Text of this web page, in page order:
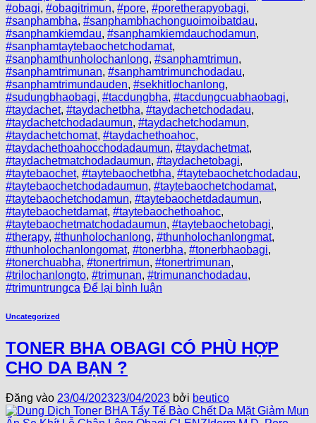
#obagi, #obagitrimun, #pore, #poretherapyobagi,
#sanphambha, #sanphambhachonguoimoibatdau,
#sanphamkiemdau, #sanphamkiemdauchodamun,
#sanphamtaytebaochetchodamat,
#sanphamthunholochanlong, #sanphamtrimun,
#sanphamtrimunan, #sanphamtrimunchodadau,
#sanphamtrimundauden, #sekhitlochanlong,
#sudungbhaobagi, #tacdungbha, #tacdungcuabhaobagi,
#taydachet, #taydachetbha, #taydachetchodadau,
#taydachetchodadaumun, #taydachetchodamun,
#taydachetchomat, #taydachethoahoc,
#taydachethoahocchodadaumun, #taydachetmat,
#taydachetmatchodadaumun, #taydachetobagi,
#taytebaochet, #taytebaochetbha, #taytebaochetchodadau,
#taytebaochetchodadaumun, #taytebaochetchodamat,
#taytebaochetchodamun, #taytebaochetdadaumun,
#taytebaochetdamat, #taytebaochethoahoc,
#taytebaochetmatchodadaumun, #taytebaochetobagi,
#therapy, #thunholochanlong, #thunholochanlongmat,
#thunholochanlongomat, #tonerbha, #tonerbhaobagi,
#tonerchuabha, #tonertrimun, #tonertrimunan,
#trilochanlongto, #trimunan, #trimunanchodadau,
#trimuntrungca Để lại bình luận
Uncategorized
TONER BHA OBAGI CÓ PHÙ HỢP
CHO DA BẠN ?
Đăng vào 23/04/202323/04/2023 bởi beutico